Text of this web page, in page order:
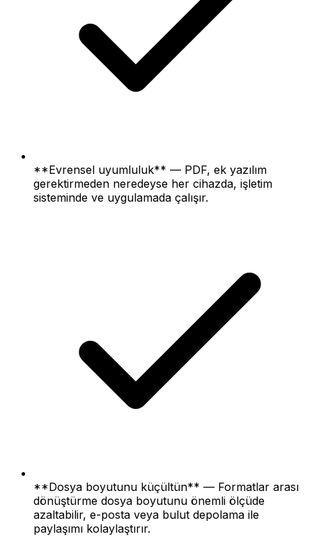
**Evrensel uyumluluk** — PDF, ek yazılım
gerektirmeden neredeyse her cihazda, işletim
sisteminde ve uygulamada çalışır.
**Dosya boyutunu küçültün** — Formatlar arası
dönüştürme dosya boyutunu önemli ölçüde
azaltabilir, e-posta veya bulut depolama ile
paylaşımı kolaylaştırır.